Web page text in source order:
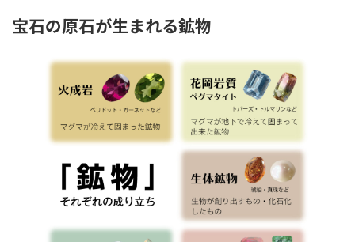
宝石の原石が生まれる鉱物